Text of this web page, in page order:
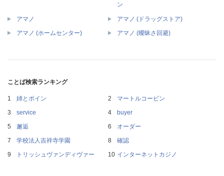
ン
アマノ アマノ (ドラッグストア)
アマノ (ホームセンター) アマノ (曖昧さ回避)
ことば検索ランキング
姉とボイン
マートルコービン
service
buyer
邂逅
オーダー
学校法人吉祥寺学園
確認
トリッシュヴァンディヴァー
インターネットカジノ